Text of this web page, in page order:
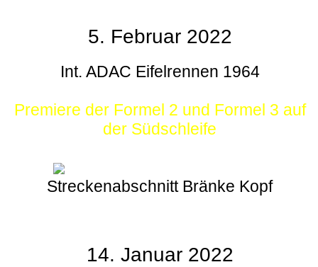
5. Februar 2022
Int. ADAC Eifelrennen 1964
Premiere der Formel 2 und Formel 3 auf
der Südschleife
Streckenabschnitt Bränke Kopf
14. Januar 2022